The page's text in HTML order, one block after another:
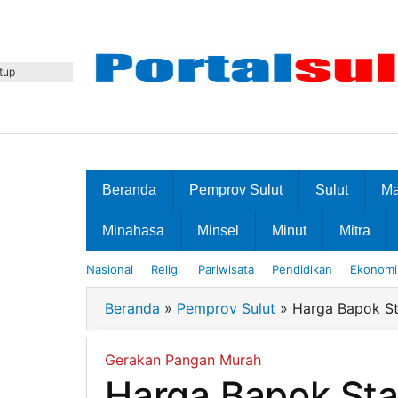
Beranda Pemprov Sulut Sulut
Minahasa Minsel Minut Mitra
Nasional Religi Pariwisata Pendidikan
Beranda » Pemprov Sulut » Harga Bapok
Gerakan Pangan Murah